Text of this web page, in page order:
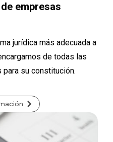
empresas
jurídica más adecuada a
de todas las
su constitución.